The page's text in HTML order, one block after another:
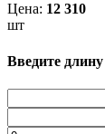
Цена: 12 310
шт
Введите